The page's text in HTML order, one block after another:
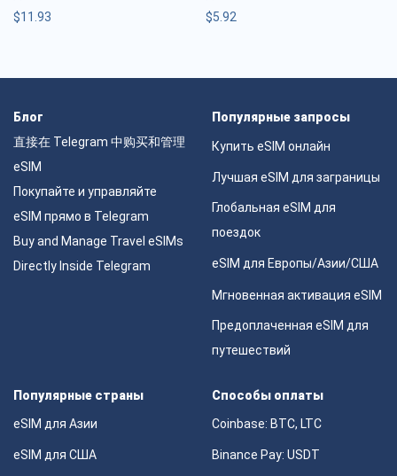
$11.93 $5.92
Блог
直接在 Telegram 中购买和管理
eSIM
Покупайте и управляйте
eSIM прямо в Telegram
Buy and Manage Travel eSIMs
Directly Inside Telegram
Популярные запросы
Купить eSIM онлайн
Лучшая eSIM для заграницы
Глобальная eSIM для
поездок
eSIM для Европы/Азии/США
Мгновенная активация eSIM
Предоплаченная eSIM для
путешествий
Популярные страны
eSIM для Азии
eSIM для США
Способы оплаты
Coinbase: BTC, LTC
Binance Pay: USDT